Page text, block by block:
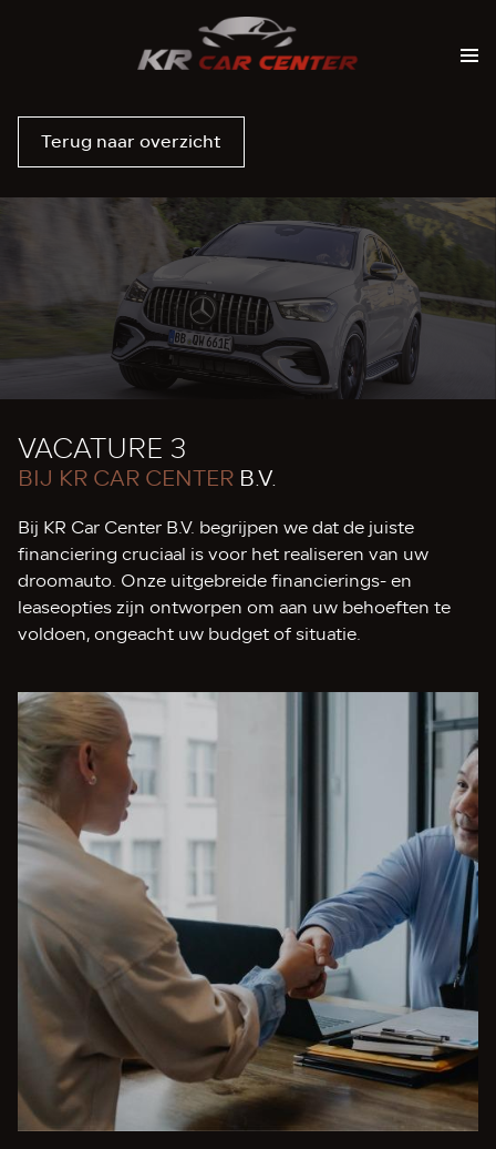
Terug naar overzicht
VACATURE 3
BIJ KR CAR CENTER B.V.
Bij KR Car Center B.V. begrijpen we dat de juiste
financiering cruciaal is voor het realiseren van uw
droomauto. Onze uitgebreide financierings- en
leaseopties zijn ontworpen om aan uw behoeften te
voldoen, ongeacht uw budget of situatie.